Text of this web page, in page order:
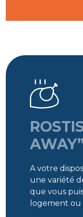
A votre
une variété
que vous
logement ou